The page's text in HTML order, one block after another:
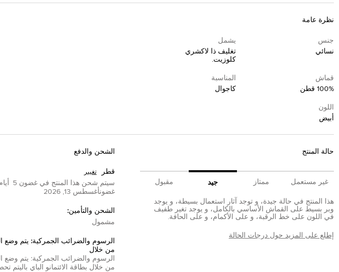
نظرة عامة
جنس
نسائي
يشمل
تغليف ذا لاكشري
كلوزيت.
قماش
100% قطن
المناسبة
كاجوال
اللون
أبيض
حالة المنتج
غير مستعمل ممتاز جيد مقبول
هذا المنتج في حالة جيدة، و توجد آثار استعمال بسيطة، و يوجد
وبر بسيط على القماش الأساسي بالكامل، و يوجد تغير طفيف
في اللون على خط الرقبة، و على الأكمام، و على الحافة.
إطلع على المزيد حول درجات الحالة
الشحن والدفع
قطر تغيير
سيتم شحن هذا المنتج في غضون 5
غضونأغسطس 13, 2026
الشحن والتأمين:
مشمول
الرسوم والضرائب الجمركية: يتم وضع
من خلال
الرسوم والضرائب الجمركية: يتم وضع
من خلال بطاقة الائتمانو الباي باليتم